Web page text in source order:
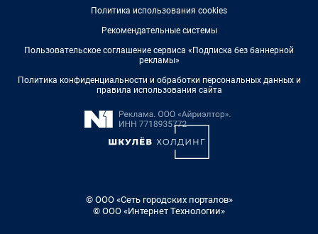
Политика использования cookies
Рекомендательные системы
Пользовательское соглашение сервиса «Подписка без баннерной
рекламы»
Политика конфиденциальности и обработки персональных данных и
правила использования сайта
© ООО «Сеть городских порталов»
© ООО «Интернет Технологии»